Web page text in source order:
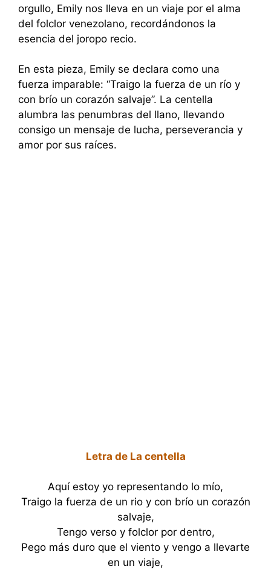
orgullo, Emily nos lleva en un viaje por el alma
del folclor venezolano, recordándonos la
esencia del joropo recio.
En esta pieza, Emily se declara como una
fuerza imparable: “Traigo la fuerza de un río y
con brío un corazón salvaje”. La centella
alumbra las penumbras del llano, llevando
consigo un mensaje de lucha, perseverancia y
amor por sus raíces.
Letra de La centella
Aquí estoy yo representando lo mío,
Traigo la fuerza de un rio y con brío un corazón
salvaje,
Tengo verso y folclor por dentro,
Pego más duro que el viento y vengo a llevarte
en un viaje,